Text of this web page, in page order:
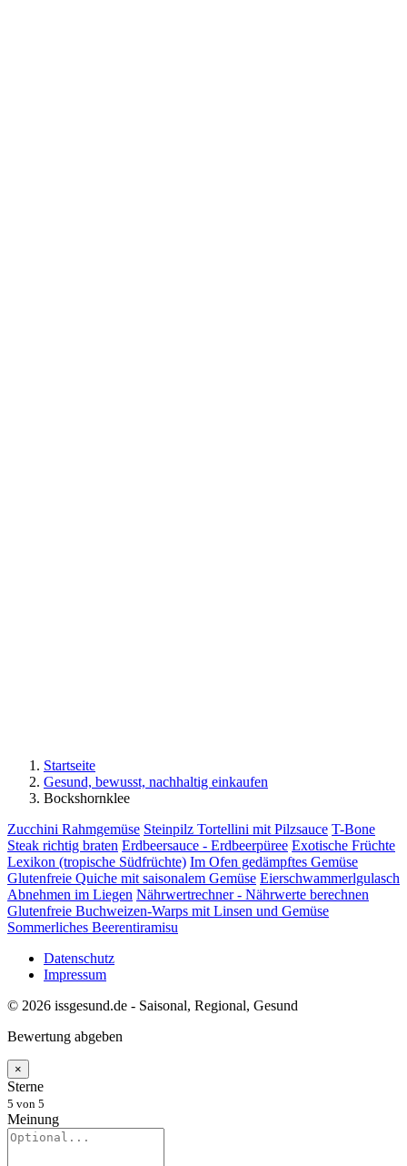
Startseite
Gesund, bewusst, nachhaltig einkaufen
Bockshornklee
Zucchini Rahmgemüse Steinpilz Tortellini mit Pilzsauce T-Bone
Steak richtig braten Erdbeersauce - Erdbeerpüree Exotische Früchte
Lexikon (tropische Südfrüchte) Im Ofen gedämpftes Gemüse
Glutenfreie Quiche mit saisonalem Gemüse Eierschwammerlgulasch
Abnehmen im Liegen Nährwertrechner - Nährwerte berechnen
Glutenfreie Buchweizen-Warps mit Linsen und Gemüse
Sommerliches Beerentiramisu
Datenschutz
Impressum
© 2026 issgesund.de - Saisonal, Regional, Gesund
Bewertung abgeben
×
Sterne
5 von 5
Meinung